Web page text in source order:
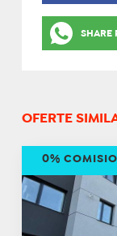
SHARE
OFERTE
0%